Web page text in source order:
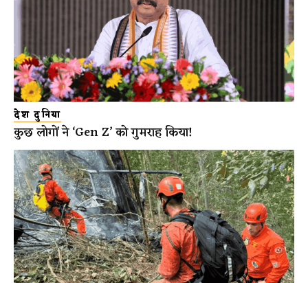
देश दुनिया
कुछ लोगों ने ‘Gen Z’ को गुमराह किया!